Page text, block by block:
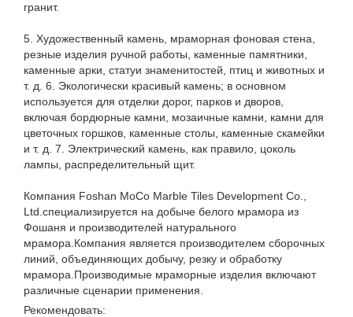
гранит.
5. Художественный камень, мраморная фоновая стена,
резные изделия ручной работы, каменные памятники,
каменные арки, статуи знаменитостей, птиц и животных и
т. д. 6. Экологически красивый камень; в основном
используется для отделки дорог, парков и дворов,
включая бордюрные камни, мозаичные камни, камни для
цветочных горшков, каменные столы, каменные скамейки
и т. д. 7. Электрический камень, как правило, цоколь
лампы, распределительный щит.
Компания Foshan MoCo Marble Tiles Development Co.,
Ltd.специализируется на добыче белого мрамора из
Фошаня и производителей натурального
мрамора.Компания является производителем сборочных
линий, объединяющих добычу, резку и обработку
мрамора.Производимые мраморные изделия включают
различные сценарии применения.
Рекомендовать: